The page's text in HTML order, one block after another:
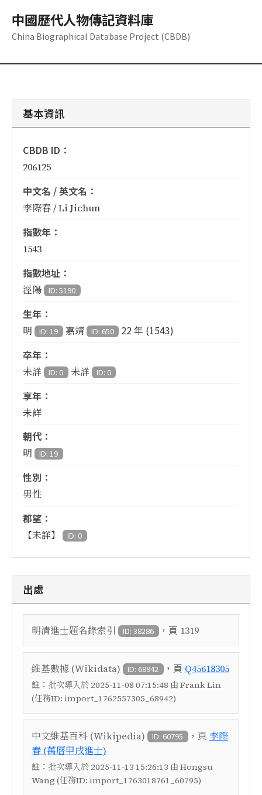
中國歷代人物傳記資料庫
China Biographical Database Project (CBDB)
基本資訊
CBDB ID：
206125
中文名 / 英文名：
李際春 / Li Jichun
指數年：
1543
指數地址：
涇陽 ID: 5190
生年：
明 ID: 19 嘉靖 ID: 650
22 年 (1543)
卒年：
未詳 ID: 0 未詳 ID: 0
享年：
未詳
朝代：
明 ID: 19
性別：
男性
郡望：
【未詳】 ID: 0
出處
明清進士題名錄索引 ID: 38286 ，頁 1319
維基數據 (Wikidata) ID: 68942 ，頁 Q45618305
註： 批次導入於 2025-11-08 07:15:48 由 Frank Lin
(任務ID: import_1762557305_68942)
中文維基百科 (Wikipedia) ID: 60795 ，頁 李際
春 (萬曆甲戌進士)
註： 批次導入於 2025-11-13 15:26:13 由 Hongsu
Wang (任務ID: import_1763018761_60795)